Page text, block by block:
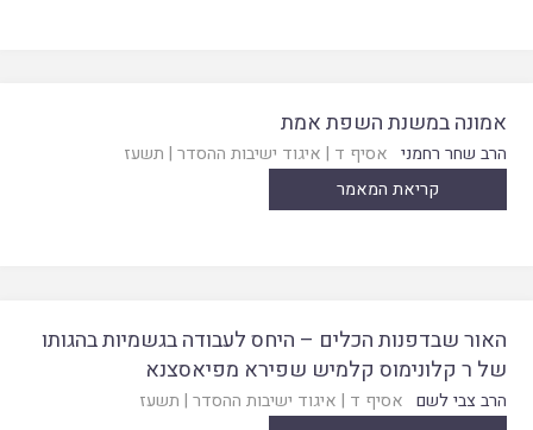
אמונה במשנת השפת אמת
הרב שחר רחמני אסיף ד | איגוד ישיבות ההסדר | תשעז
קריאת המאמר
האור שבדפנות הכלים – היחס לעבודה בגשמיות בהגותו
של ר קלונימוס קלמיש שפירא מפיאסצנא
הרב צבי לשם אסיף ד | איגוד ישיבות ההסדר | תשעז